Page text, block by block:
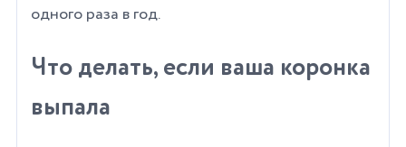
одного раза в год.
Что делать, если ваша коронка
выпала